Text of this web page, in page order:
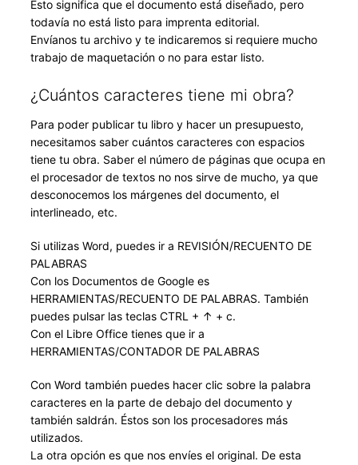
Esto significa que el documento está diseñado, pero
todavía no está listo para imprenta editorial.
Envíanos tu archivo y te indicaremos si requiere mucho
trabajo de maquetación o no para estar listo.
¿Cuántos caracteres tiene mi obra?
Para poder publicar tu libro y hacer un presupuesto,
necesitamos saber cuántos caracteres con espacios
tiene tu obra. Saber el número de páginas que ocupa en
el procesador de textos no nos sirve de mucho, ya que
desconocemos los márgenes del documento, el
interlineado, etc.
Si utilizas Word, puedes ir a REVISIÓN/RECUENTO DE
PALABRAS
Con los Documentos de Google es
HERRAMIENTAS/RECUENTO DE PALABRAS. También
puedes pulsar las teclas CTRL + ↑ + c.
Con el Libre Office tienes que ir a
HERRAMIENTAS/CONTADOR DE PALABRAS
Con Word también puedes hacer clic sobre la palabra
caracteres en la parte de debajo del documento y
también saldrán. Éstos son los procesadores más
utilizados.
La otra opción es que nos envíes el original. De esta